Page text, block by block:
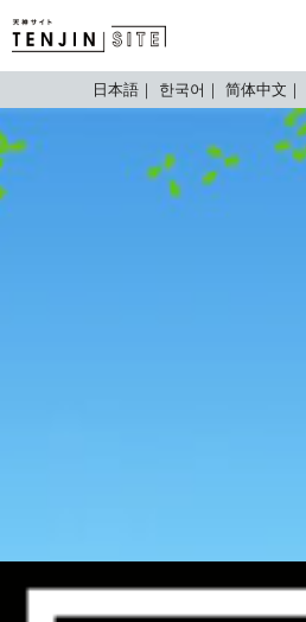
TENJIN SITE
日本語 한국어 简体中文